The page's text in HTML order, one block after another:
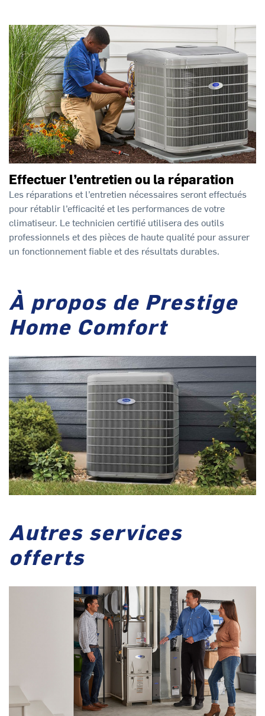
Effectuer l’entretien ou la réparation
Les réparations et l’entretien nécessaires seront effectués
pour rétablir l’efficacité et les performances de votre
climatiseur. Le technicien certifié utilisera des outils
professionnels et des pièces de haute qualité pour assurer
un fonctionnement fiable et des résultats durables.
À propos de Prestige
Home Comfort
Autres services
offerts